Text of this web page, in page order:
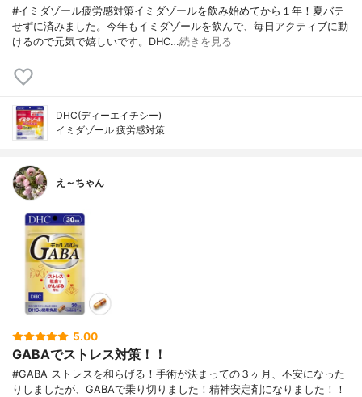
#イミダゾール疲労感対策イミダゾールを飲み始めてから１年！夏バテ
せずに済みました。今年もイミダゾールを飲んで、毎日アクティブに動
けるので元気で嬉しいです。DHC…続きを見る
DHC(ディーエイチシー)
イミダゾール 疲労感対策
え～ちゃん
5.00
GABAでストレス対策！！
#GABA ストレスを和らげる！手術が決まっての３ヶ月、不安になった
りしましたが、GABAで乗り切りました！精神安定剤になりました！！